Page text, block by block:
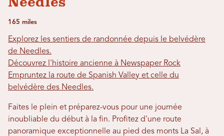
165 miles
Explorez les sentiers de randonnée depuis le belvédère
de Needles.
Découvrez l'histoire ancienne à Newspaper Rock
Empruntez la route de Spanish Valley et celle du
belvédère des Needles.
Faites le plein et préparez-vous pour une journée
inoubliable du début à la fin. Profitez d'une route
panoramique exceptionnelle au pied des monts La Sal, à